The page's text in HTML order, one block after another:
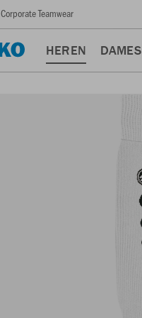
Corporate Teamwear
HEREN DAMES